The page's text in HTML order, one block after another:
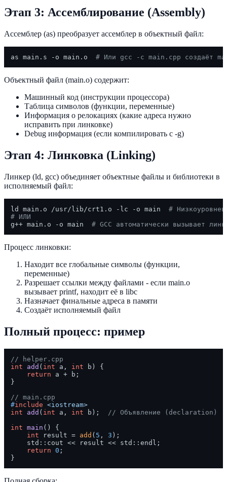
Этап 3: Ассемблирование (Assembly)
Ассемблер (as) преобразует ассемблер в объектный файл:
as main.s -o main.o # Или gcc -c main.cpp создаёт
Объектный файл (main.o) содержит:
Машинный код (инструкции процессора)
Таблица символов (функции, переменные)
Информация о релокациях (какие адреса нужно
исправить при линковке)
Debug информация (если компилировать с -g)
Этап 4: Линковка (Linking)
Линкер (ld, gcc) объединяет объектные файлы и библиотеки в
исполняемый файл:
ld main.o /usr/lib/crt1.o -lc -o main #
# ИЛИ
g++ main.o -o main # GCC автоматически вызывает
Процесс линковки:
Находит все глобальные символы (функции,
переменные)
Разрешает ссылки между файлами - если main.o
вызывает printf, находит её в libc
Назначает финальные адреса в памяти
Создаёт исполняемый файл
Полный процесс: пример
// helper.cpp
int
add ( int a, int b)
{
return a + b;
}
// main.cpp
#include <iostream>
int
add ( int a, int b) ;
// Объявление (declaration)
int main ()
{
int result = add ( 5 , 3 );
    std::cout << result << std::endl;
return 0 ;